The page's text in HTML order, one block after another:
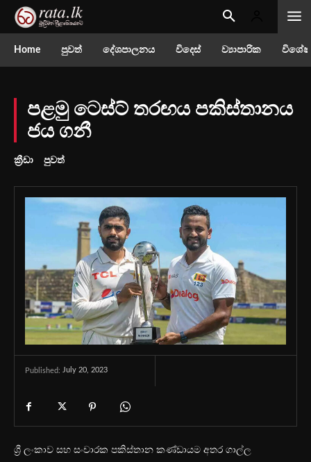
Home පුවත් දේශපාලනය විදෙස් ව්‍යාපාරික
පළමු ටෙස්ට් තරඟය පකිස්තානය
ජය ගනී
ක්‍රීඩා පුවත්
Published: July 20, 2023
ශ්‍රී ලංකාව සහ සංචාරක පකිස්තාන කණ්ඩායම අතර ගාල්ල